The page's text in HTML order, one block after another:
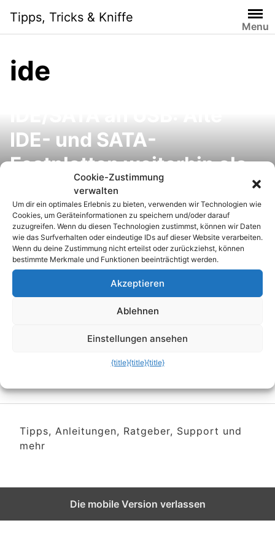
i
n
Tipps, Tricks & Kniffe
Menu
ide
IDE- und SATA-
Festplatten weiterhin als
externen USB-Speicher
nutzen
Windows 7: Interne,
externe Festplatten und
andere Speichermedien
nach freiem Speicherplatz
sortieren
Tipps, Anleitungen, Ratgeber, Support und
mehr
Cookie-Zustimmung
verwalten
Um dir ein optimales Erlebnis zu bieten, verwenden wir Technologien wie
Cookies, um Geräteinformationen zu speichern und/oder darauf
zuzugreifen. Wenn du diesen Technologien zustimmst, können wir Daten
wie das Surfverhalten oder eindeutige IDs auf dieser Website verarbeiten.
Wenn du deine Zustimmung nicht erteilst oder zurückziehst, können
bestimmte Merkmale und Funktionen beeinträchtigt werden.
Akzeptieren
Ablehnen
Einstellungen ansehen
{title}{title}{title}
Die mobile Version verlassen